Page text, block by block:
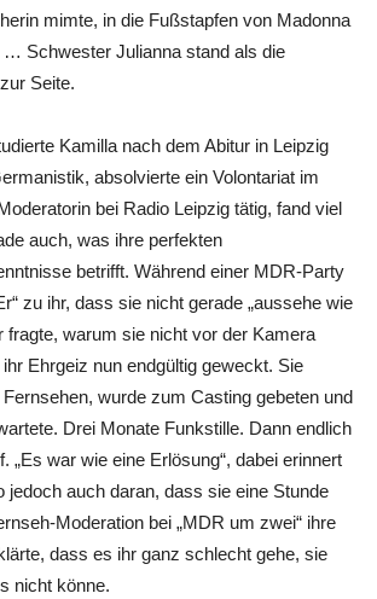
mimte, in die Fußstapfen von Madonna
… Schwester Julianna stand als die
Seite.
Kamilla nach dem Abitur in Leipzig
absolvierte ein Volontariat im
bei Radio Leipzig tätig, fand viel
auch, was ihre perfekten
betrifft. Während einer MDR-Party
zu ihr, dass sie nicht gerade „aussehe wie
fragte, warum sie nicht vor der Kamera
Ehrgeiz nun endgültig geweckt. Sie
wurde zum Casting gebeten und
Drei Monate Funkstille. Dann endlich
„Es war wie eine Erlösung“, dabei erinnert
jedoch auch daran, dass sie eine Stunde
Moderation bei „MDR um zwei“ ihre
dass es ihr ganz schlecht gehe, sie
nicht könne.